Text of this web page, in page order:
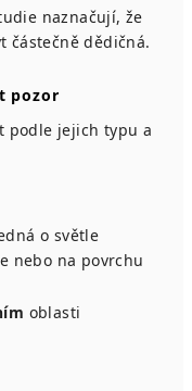
naznačují, že
částečně dědičná.
pozor
podle jejich typu a
o světle
nebo na povrchu
oblasti